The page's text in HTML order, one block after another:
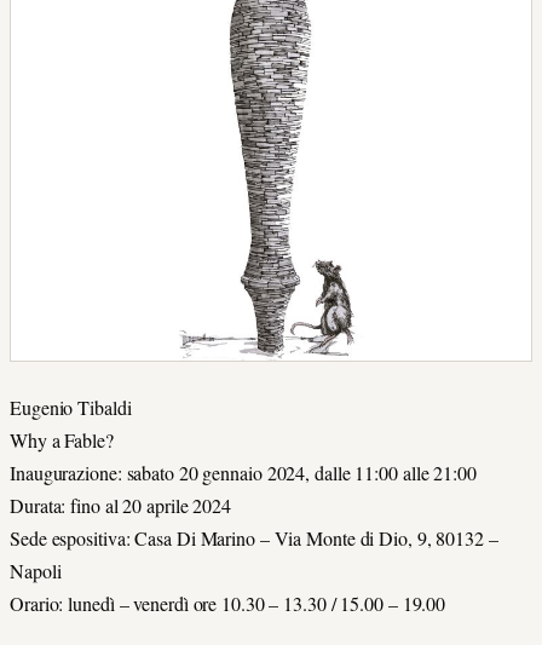
Eugenio Tibaldi
Why a Fable?
Inaugurazione: sabato 20 gennaio 2024, dalle 11:00 alle 21:00
Durata: fino al 20 aprile 2024
Sede espositiva: Casa Di Marino – Via Monte di Dio, 9, 80132 –
Napoli
Orario: lunedì – venerdì ore 10.30 – 13.30 / 15.00 – 19.00